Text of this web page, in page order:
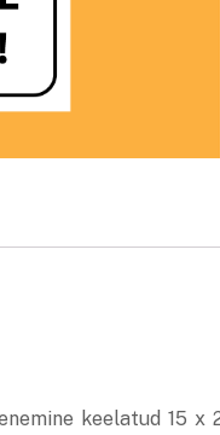
keelatud 15 x